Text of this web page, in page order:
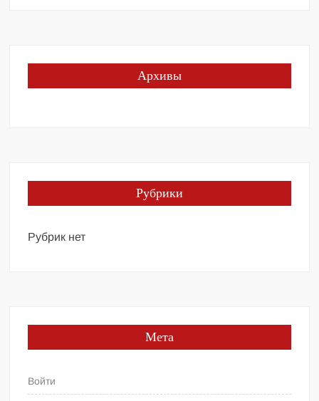
Архивы
Рубрики
Рубрик нет
Мета
Войти